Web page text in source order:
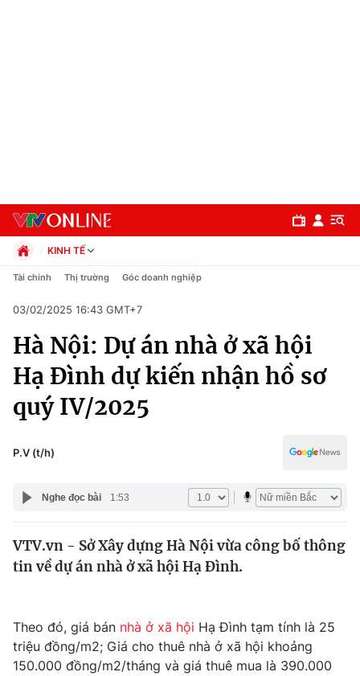
Chuyên mục
Chính trị
Xã hội
Pháp luật
Y tế
Thế giới
Câu chuyện quốc tế
Tài chính
Thị trường
Dữ liệu và đời sống
KINH TẾ
Chính trị
Pháp luật
Kinh tế
Thể thao
Truyền hình
Văn hóa - Giải trí
Tài chính Thị trường Góc doanh nghiệp
03/02/2025 16:43 GMT+7
Hà Nội: Dự án nhà ở xã hội
Hạ Đình dự kiến nhận hồ sơ
quý IV/2025
P.V (t/h)
Nghe đọc bài 1:53
VTV.vn - Sở Xây dựng Hà Nội vừa công bố thông
tin về dự án nhà ở xã hội Hạ Đình.
Theo đó, giá bán nhà ở xã hội Hạ Đình tạm tính là 25
triệu đồng/m2; Giá cho thuê nhà ở xã hội khoảng
150.000 đồng/m2/tháng và giá thuê mua là 390.000